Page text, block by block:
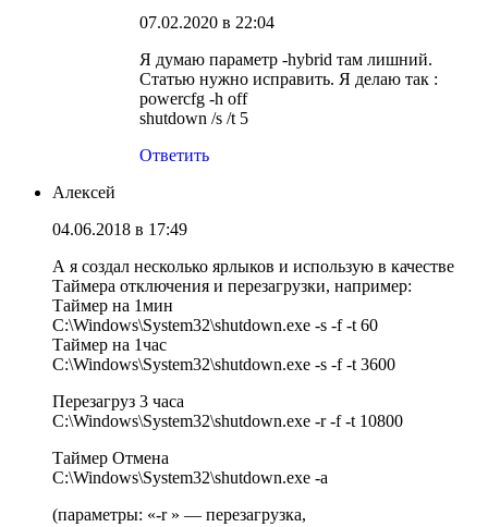
07.02.2020 в 22:04
Я думаю параметр -hybrid там лишний.
Статью нужно исправить. Я делаю так :
powercfg -h off
shutdown /s /t 5
Ответить
Алексей
04.06.2018 в 17:49
А я создал несколько ярлыков и использую в качестве
Таймера отключения и перезагрузки, например:
Таймер на 1мин
C:\Windows\System32\shutdown.exe -s -f -t 60
Таймер на 1час
C:\Windows\System32\shutdown.exe -s -f -t 3600
Перезагруз 3 часа
C:\Windows\System32\shutdown.exe -r -f -t 10800
Таймер Отмена
C:\Windows\System32\shutdown.exe -a
(параметры: «-r » — перезагрузка,